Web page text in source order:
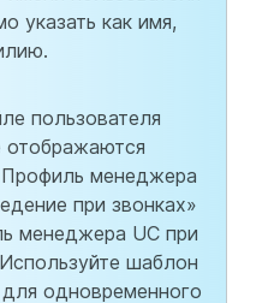
указать как имя,
пользователя
менеджера
при звонках»
менеджера UC при
шаблон
одновременного